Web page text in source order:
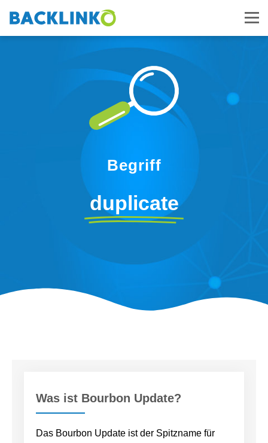
Begriff
duplicate
Was ist Bourbon Update?
Das Bourbon Update ist der Spitzname für